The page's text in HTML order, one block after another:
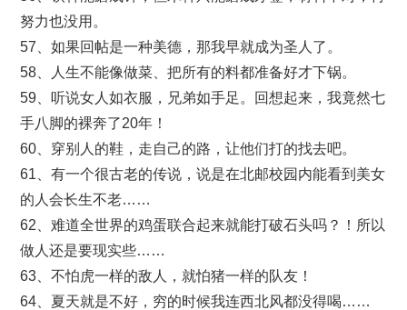
努力也没用。
57、如果回帖是一种美德，那我早就成为圣人了。
58、人生不能像做菜、把所有的料都准备好才下锅。
59、听说女人如衣服，兄弟如手足。回想起来，我竟然七
手八脚的裸奔了20年！
60、穿别人的鞋，走自己的路，让他们打的找去吧。
61、有一个很古老的传说，说是在北邮校园内能看到美女
的人会长生不老……
62、难道全世界的鸡蛋联合起来就能打破石头吗？！所以
做人还是要现实些……
63、不怕虎一样的敌人，就怕猪一样的队友！
64、夏天就是不好，穷的时候我连西北风都没得喝……